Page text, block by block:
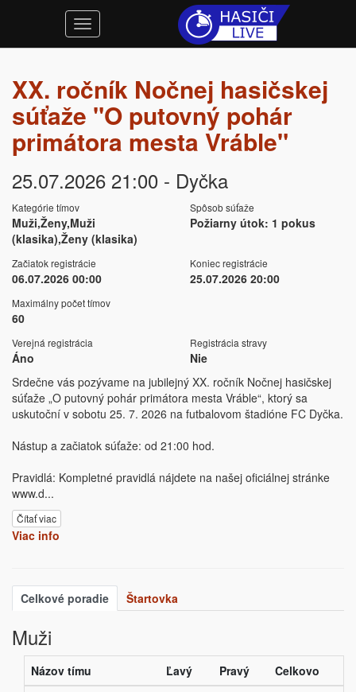
XX. ročník Nočnej hasičskej
súťaže "O putovný pohár
primátora mesta Vráble"
25.07.2026 21:00 - Dyčka
Kategórie tímov
Muži,Ženy,Muži
(klasika),Ženy (klasika)
Spôsob súťaže
Požiarny útok: 1 pokus
Začiatok registrácie
06.07.2026 00:00
Koniec registrácie
25.07.2026 20:00
Maximálny počet tímov
60
Verejná registrácia
Áno
Registrácia stravy
Nie
Srdečne vás pozývame na jubilejný XX. ročník Nočnej hasičskej
súťaže „O putovný pohár primátora mesta Vráble“, ktorý sa
uskutoční v sobotu 25. 7. 2026 na futbalovom štadióne FC Dyčka.
Nástup a začiatok súťaže: od 21:00 hod.
Pravidlá: Kompletné pravidlá nájdete na našej oficiálnej stránke
www.d...
Čítať viac
Viac info
Celkové poradie Štartovka
Muži
Názov tímu Ľavý Pravý
Celkovo